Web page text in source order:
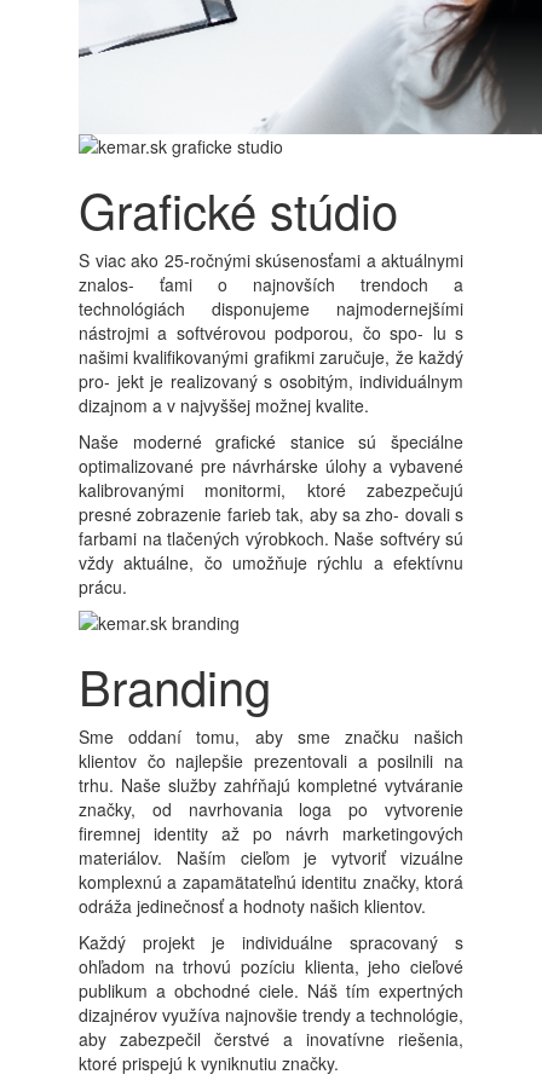
Grafické stúdio
S viac ako 25-ročnými skúsenosťami a aktuálnymi
znalos- ťami o najnovších trendoch a
technológiách disponujeme najmodernejšími
nástrojmi a softvérovou podporou, čo spo- lu s
našimi kvalifikovanými grafikmi zaručuje, že každý
pro- jekt je realizovaný s osobitým, individuálnym
dizajnom a v najvyššej možnej kvalite.
Naše moderné grafické stanice sú špeciálne
optimalizované pre návrhárske úlohy a vybavené
kalibrovanými monitormi, ktoré zabezpečujú
presné zobrazenie farieb tak, aby sa zho- dovali s
farbami na tlačených výrobkoch. Naše softvéry sú
vždy aktuálne, čo umožňuje rýchlu a efektívnu
prácu.
Branding
Sme oddaní tomu, aby sme značku našich
klientov čo najlepšie prezentovali a posilnili na
trhu. Naše služby zahŕňajú kompletné vytváranie
značky, od navrhovania loga po vytvorenie
firemnej identity až po návrh marketingových
materiálov. Naším cieľom je vytvoriť vizuálne
komplexnú a zapamätateľnú identitu značky, ktorá
odráža jedinečnosť a hodnoty našich klientov.
Každý projekt je individuálne spracovaný s
ohľadom na trhovú pozíciu klienta, jeho cieľové
publikum a obchodné ciele. Náš tím expertných
dizajnérov využíva najnovšie trendy a technológie,
aby zabezpečil čerstvé a inovatívne riešenia,
ktoré prispejú k vyniknutiu značky.